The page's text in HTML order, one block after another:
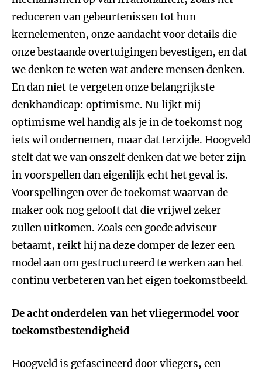
reduceren van gebeurtenissen tot hun
kernelementen, onze aandacht voor details die
onze bestaande overtuigingen bevestigen, en dat
we denken te weten wat andere mensen denken.
En dan niet te vergeten onze belangrijkste
denkhandicap: optimisme. Nu lijkt mij
optimisme wel handig als je in de toekomst nog
iets wil ondernemen, maar dat terzijde. Hoogveld
stelt dat we van onszelf denken dat we beter zijn
in voorspellen dan eigenlijk echt het geval is.
Voorspellingen over de toekomst waarvan de
maker ook nog gelooft dat die vrijwel zeker
zullen uitkomen. Zoals een goede adviseur
betaamt, reikt hij na deze domper de lezer een
model aan om gestructureerd te werken aan het
continu verbeteren van het eigen toekomstbeeld.
De acht onderdelen van het vliegermodel voor
toekomstbestendigheid
Hoogveld is gefascineerd door vliegers, een